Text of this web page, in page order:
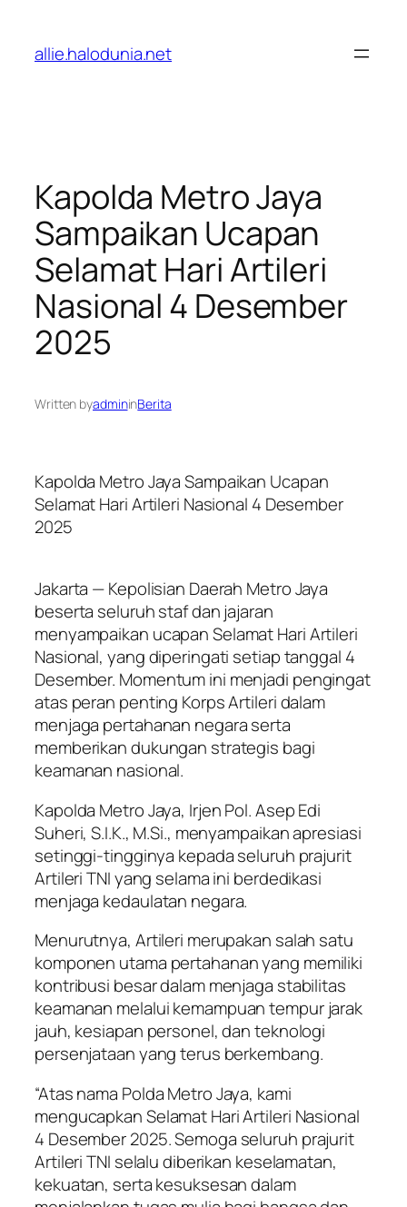
konten
allie.halodunia.net
Kapolda Metro Jaya
Sampaikan Ucapan
Selamat Hari Artileri
Nasional 4 Desember
2025
Written byadmininBerita
Kapolda Metro Jaya Sampaikan Ucapan
Selamat Hari Artileri Nasional 4 Desember
2025
Jakarta — Kepolisian Daerah Metro Jaya
beserta seluruh staf dan jajaran
menyampaikan ucapan Selamat Hari Artileri
Nasional, yang diperingati setiap tanggal 4
Desember. Momentum ini menjadi pengingat
atas peran penting Korps Artileri dalam
menjaga pertahanan negara serta
memberikan dukungan strategis bagi
keamanan nasional.
Kapolda Metro Jaya, Irjen Pol. Asep Edi
Suheri, S.I.K., M.Si., menyampaikan apresiasi
setinggi-tingginya kepada seluruh prajurit
Artileri TNI yang selama ini berdedikasi
menjaga kedaulatan negara.
Menurutnya, Artileri merupakan salah satu
komponen utama pertahanan yang memiliki
kontribusi besar dalam menjaga stabilitas
keamanan melalui kemampuan tempur jarak
jauh, kesiapan personel, dan teknologi
persenjataan yang terus berkembang.
“Atas nama Polda Metro Jaya, kami
mengucapkan Selamat Hari Artileri Nasional
4 Desember 2025. Semoga seluruh prajurit
Artileri TNI selalu diberikan keselamatan,
kekuatan, serta kesuksesan dalam